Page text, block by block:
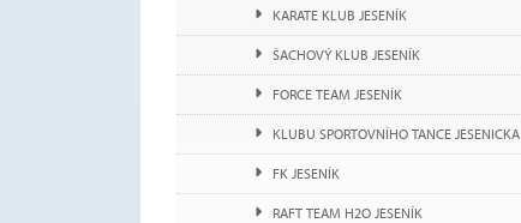
KARATE KLUB JESENÍK
ŠACHOVÝ KLUB JESENÍK
FORCE TEAM JESENÍK
KLUBU SPORTOVNÍHO TANCE JESENICKA
FK JESENÍK
RAFT TEAM H2O JESENÍK